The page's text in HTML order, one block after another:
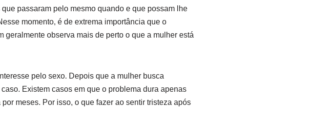
passaram pelo mesmo quando e que possam lhe
momento, é de extrema importância que o
observa mais de perto o que a mulher está
pelo sexo. Depois que a mulher busca
Existem casos em que o problema dura apenas
meses. Por isso, o que fazer ao sentir tristeza após